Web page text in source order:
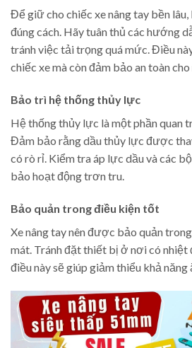
Để giữ cho chiếc xe nâng tay bền lâu,
đúng cách. Hãy tuân thủ các hướng
tránh việc tải trọng quá mức. Điều
chiếc xe mà còn đảm bảo an toàn
Bảo trì hệ thống thủy lực
Hệ thống thủy lực là một phần quan
Đảm bảo rằng dầu thủy lực được
có rò rỉ. Kiểm tra áp lực dầu và các
bảo hoạt động trơn tru.
Bảo quản trong điều kiện tốt
Xe nâng tay nên được bảo quản
mát. Tránh đặt thiết bị ở nơi có
điều này sẽ giúp giảm thiểu khả năng